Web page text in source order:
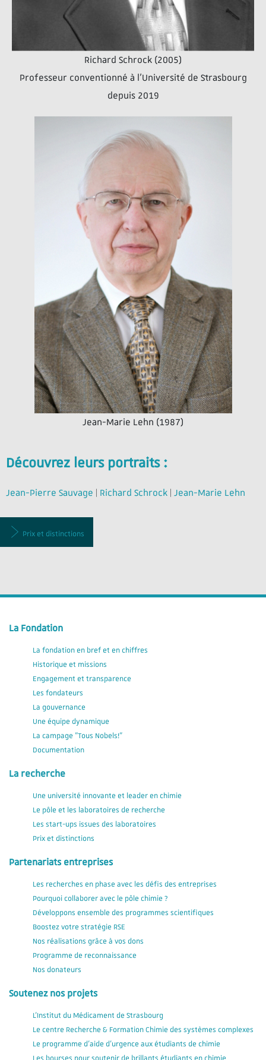
Richard Schrock (2005)
Professeur conventionné à l'Université de Strasbourg
depuis 2019
Jean-Marie Lehn (1987)
Découvrez leurs portraits :
Jean-Pierre Sauvage Richard Schrock Jean-Marie Lehn
Prix et distinctions
La Fondation
La fondation en bref et en chiffres
Historique et missions
Engagement et transparence
Les fondateurs
La gouvernance
Une équipe dynamique
La campage "Tous Nobels!"
Documentation
La recherche
Une université innovante et leader en chimie
Le pôle et les laboratoires de recherche
Les start-ups issues des laboratoires
Prix et distinctions
Partenariats entreprises
Les recherches en phase avec les défis des entreprises
Pourquoi collaborer avec le pôle chimie ?
Développons ensemble des programmes scientifiques
Boostez votre stratégie RSE
Nos réalisations grâce à vos dons
Programme de reconnaissance
Nos donateurs
Soutenez nos projets
L'Institut du Médicament de Strasbourg
Le centre Recherche & Formation Chimie des systèmes complexes
Le programme d'aide d'urgence aux étudiants de chimie